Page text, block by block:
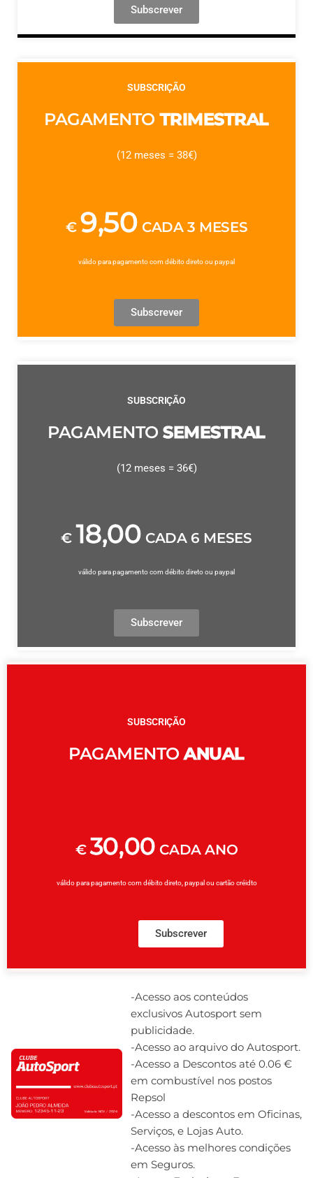
Subscrever
SUBSCRIÇÃO
PAGAMENTOTRIMESTRAL
(12 meses = 38€)
€ 9,50 CADA 3 MESES
válido para pagamento com débito direto ou paypal
Subscrever
SUBSCRIÇÃO
PAGAMENTOSEMESTRAL
(12 meses = 36€)
€ 18,00 CADA 6 MESES
válido para pagamento com débito direto ou paypal
Subscrever
SUBSCRIÇÃO
PAGAMENTOANUAL
€30,00 CADA ANO
válido para pagamento com débito direto, paypal ou cartão créidto
Subscrever
-Acesso aos conteúdos
exclusivos Autosport sem
publicidade.
-Acesso ao arquivo do Autosport.
-Acesso a Descontos até 0.06 €
em combustível nos postos
Repsol
-Acesso a descontos em Oficinas,
Serviços, e Lojas Auto.
-Acesso às melhores condições
em Seguros.